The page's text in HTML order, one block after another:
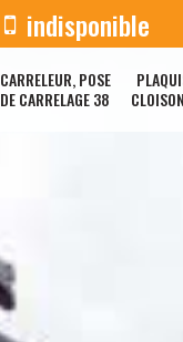
indisponible
CARRELEUR, POSE
DE CARRELAGE 38